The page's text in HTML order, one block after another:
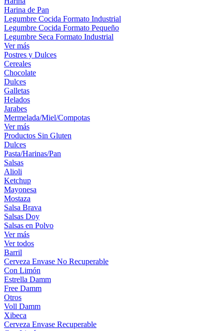
Harina de Pan
Legumbre Cocida Formato Industrial
Legumbre Cocida Formato Pequeño
Legumbre Seca Formato Industrial
Ver más
Postres y Dulces
Cereales
Chocolate
Dulces
Galletas
Helados
Jarabes
Mermelada/Miel/Compotas
Ver más
Productos Sin Gluten
Dulces
Pasta/Harinas/Pan
Salsas
Alioli
Ketchup
Mayonesa
Mostaza
Salsa Brava
Salsas Doy
Salsas en Polvo
Ver más
Ver todos
Barril
Cerveza Envase No Recuperable
Con Limón
Estrella Damm
Free Damm
Otros
Voll Damm
Xibeca
Cerveza Envase Recuperable